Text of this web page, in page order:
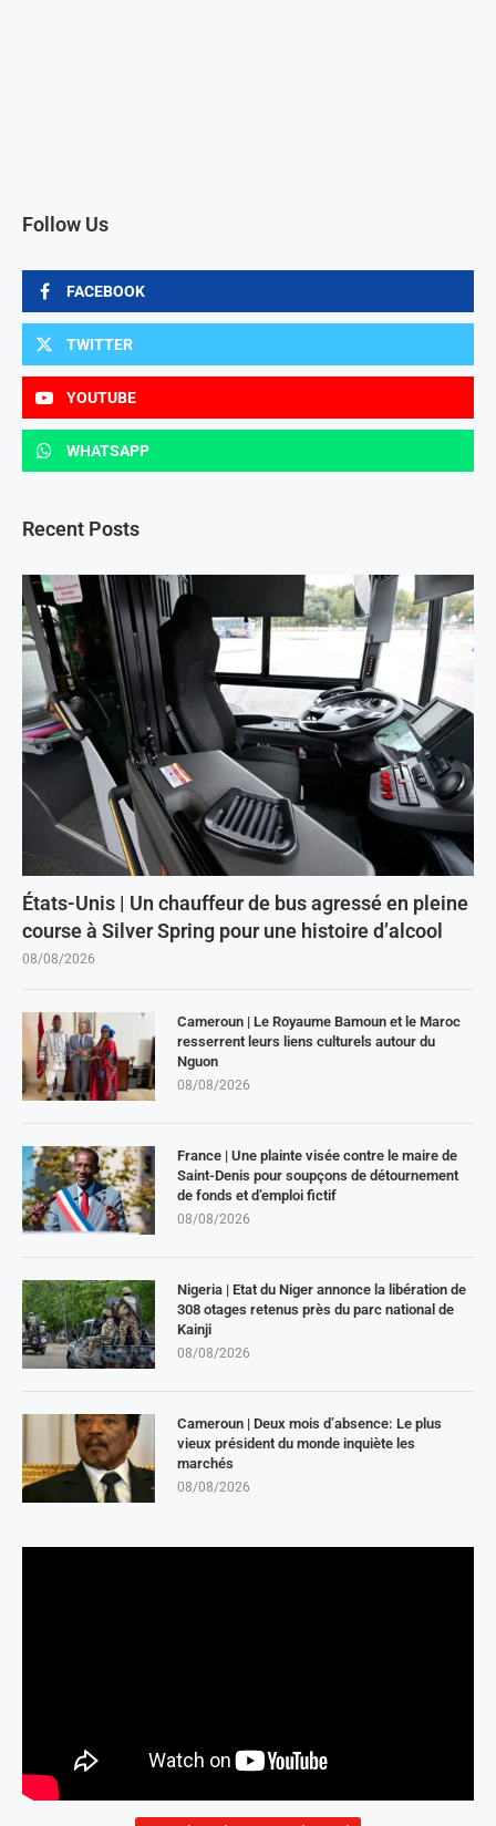
Follow Us
FACEBOOK
TWITTER
YOUTUBE
WHATSAPP
Recent Posts
États-Unis | Un chauffeur de bus agressé en pleine
course à Silver Spring pour une histoire d’alcool
08/08/2026
Cameroun | Le Royaume Bamoun et le Maroc
resserrent leurs liens culturels autour du
Nguon
08/08/2026
France | Une plainte visée contre le maire de
Saint-Denis pour soupçons de détournement
de fonds et d’emploi fictif
08/08/2026
Nigeria | Etat du Niger annonce la libération de
308 otages retenus près du parc national de
Kainji
08/08/2026
Cameroun | Deux mois d’absence: Le plus
vieux président du monde inquiète les
marchés
08/08/2026